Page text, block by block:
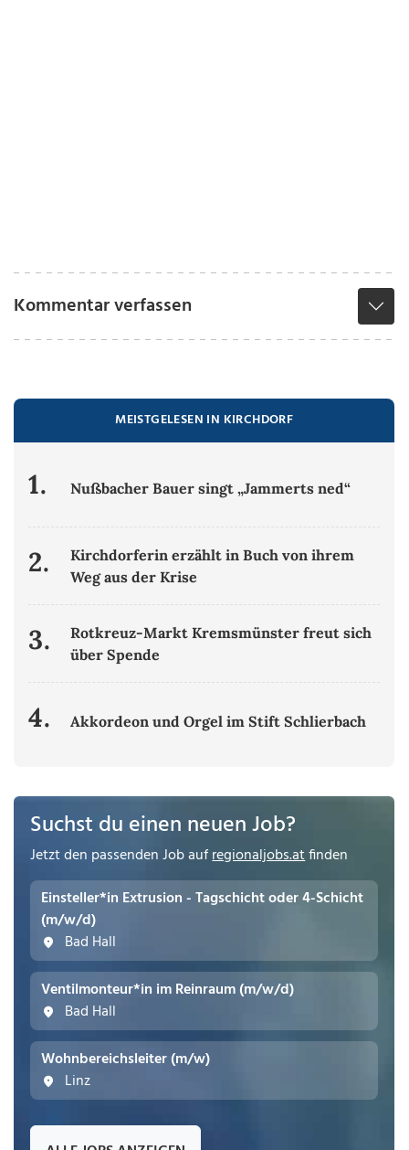
Kommentar verfassen
MEISTGELESEN IN KIRCHDORF
1. Nußbacher Bauer singt „Jammerts ned“
2.
Kirchdorferin erzählt in Buch von ihrem
Weg aus der Krise
3.
Rotkreuz-Markt Kremsmünster freut sich
über Spende
4. Akkordeon und Orgel im Stift Schlierbach
Suchst du einen neuen Job?
Jetzt den passenden Job aufregionaljobs.atfinden
Einsteller*in Extrusion - Tagschicht oder 4-Schicht
(m/w/d)
Bad Hall
Ventilmonteur*in im Reinraum (m/w/d)
Bad Hall
Wohnbereichsleiter (m/w)
Linz